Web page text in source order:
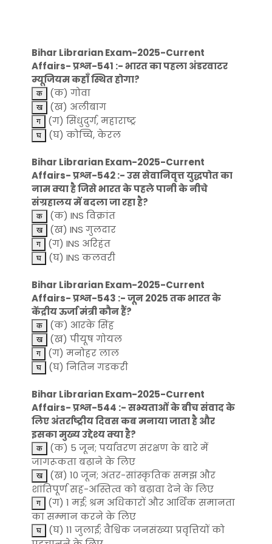
Bihar Librarian Exam-2025-Current
Affairs- प्रश्न-541 :- भारत का पहला अंडरवाटर
म्यूजियम कहाँ स्थित होगा?
(क) गोवा
(ख) अलीबाग
(ग) सिंधुदुर्ग, महाराष्ट्र
(घ) कोच्चि, केरल
Bihar Librarian Exam-2025-Current
Affairs- प्रश्न-542 :- उस सेवानिवृत्त युद्धपोत का
नाम क्या है जिसे भारत के पहले पानी के नीचे
संग्रहालय में बदला जा रहा है?
(क) INS विक्रांत
(ख) INS गुलदार
(ग) INS अरिहंत
(घ) INS कलवरी
Bihar Librarian Exam-2025-Current
Affairs- प्रश्न-543 :- जून 2025 तक भारत के
केंद्रीय ऊर्जा मंत्री कौन हैं?
(क) आरके सिंह
(ख) पीयूष गोयल
(ग) मनोहर लाल
(घ) नितिन गडकरी
Bihar Librarian Exam-2025-Current
Affairs- प्रश्न-544 :- सभ्यताओं के बीच संवाद के
लिए अंतर्राष्ट्रीय दिवस कब मनाया जाता है और
इसका मुख्य उद्देश्य क्या है?
(क) 5 जून; पर्यावरण संरक्षण के बारे में
जागरूकता बढ़ाने के लिए
(ख) 10 जून; अंतर-सांस्कृतिक समझ और
शांतिपूर्ण सह-अस्तित्व को बढ़ावा देने के लिए
(ग) 1 मई; श्रम अधिकारों और आर्थिक समानता
का सम्मान करने के लिए
(घ) 11 जुलाई; वैश्विक जनसंख्या प्रवृत्तियों को